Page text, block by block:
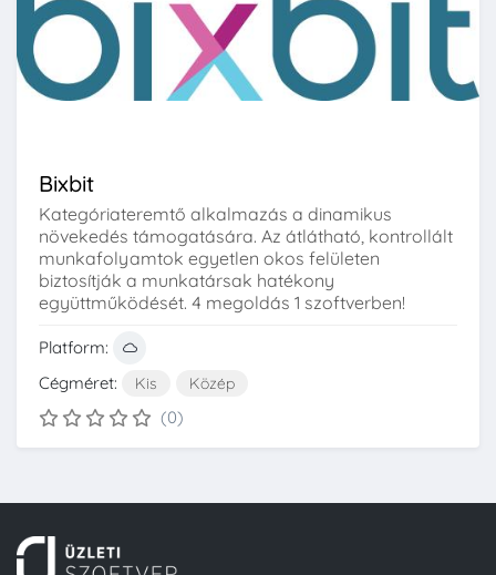
Bixbit
Kategóriateremtő alkalmazás a dinamikus
növekedés támogatására. Az átlátható, kontrollált
munkafolyamtok egyetlen okos felületen
biztosítják a munkatársak hatékony
együttműködését. 4 megoldás 1 szoftverben!
Platform:
Cégméret:
Kis Közép
(0)